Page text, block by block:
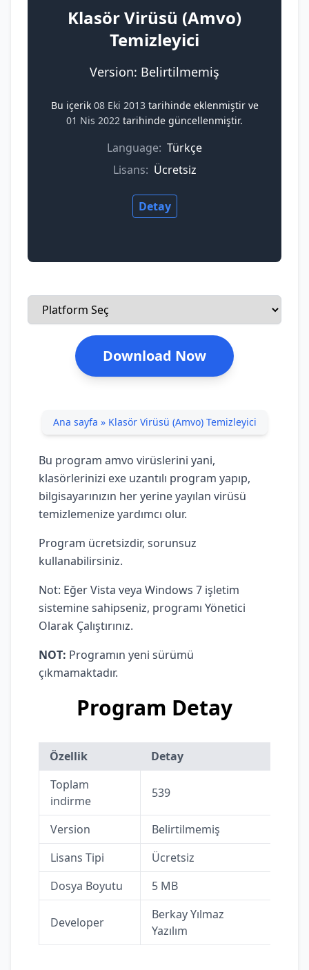
Klasör Virüsü (Amvo)
Temizleyici
Version: Belirtilmemiş
Bu içerik 08 Eki 2013 tarihinde eklenmiştir ve
01 Nis 2022 tarihinde güncellenmiştir.
Language: Türkçe
Lisans: Ücretsiz
Detay
Download Now
Ana sayfa » Klasör Virüsü (Amvo) Temizleyici
Bu program amvo virüslerini yani,
klasörlerinizi exe uzantılı program yapıp,
bilgisayarınızın her yerine yayılan virüsü
temizlemenize yardımcı olur.
Program ücretsizdir, sorunsuz
kullanabilirsiniz.
Not: Eğer Vista veya Windows 7 işletim
sistemine sahipseniz, programı Yönetici
Olarak Çalıştırınız.
NOT: Programın yeni sürümü
çıkmamaktadır.
Program Detay
Özellik
Detay
Toplam
indirme
539
Version
Belirtilmemiş
Lisans Tipi
Ücretsiz
Dosya Boyutu
5 MB
Developer
Berkay Yılmaz
Yazılım